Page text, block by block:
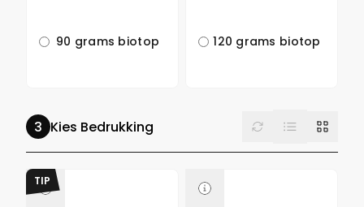
90 grams biotop 120 grams biotop
Kies Bedrukking Reset List Grid
TIP